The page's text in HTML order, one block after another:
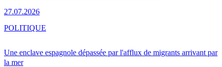
27.07.2026
Une enclave espagnole dépassée par l'afflux de migrants arrivant par
la mer
POLITIQUE